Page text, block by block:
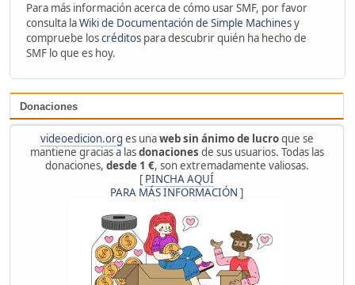
Donaciones
videoedicion.org es unaweb sin ánimo de lucroque se
mantiene gracias a lasdonaciones de sus usuarios. Todas las
donaciones, desde 1 €, son extremadamente valiosas.
[ PINCHA AQUÍ
PARA MÁS INFORMACIÓN ]
Para más información acerca de cómo usar SMF, por favor
consulta laWiki de Documentación de Simple Machinesy
compruebe loscréditos para descubrir quién ha hecho de
SMF lo que es hoy.